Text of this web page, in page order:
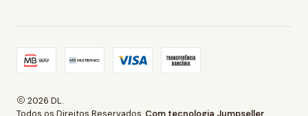
2026 DL.
Todos os Direitos Reservados. Com tecnologia Jumpseller